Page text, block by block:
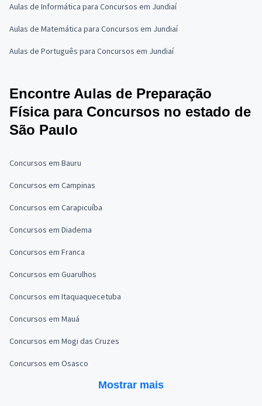
Aulas de Informática para Concursos em Jundiaí
Aulas de Matemática para Concursos em Jundiaí
Aulas de Português para Concursos em Jundiaí
Encontre Aulas de Preparação
Física para Concursos no estado de
São Paulo
Concursos em Bauru
Concursos em Campinas
Concursos em Carapicuíba
Concursos em Diadema
Concursos em Franca
Concursos em Guarulhos
Concursos em Itaquaquecetuba
Concursos em Mauá
Concursos em Mogi das Cruzes
Concursos em Osasco
Mostrar mais